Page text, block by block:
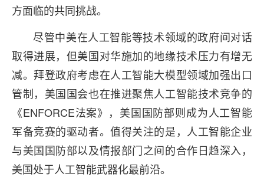
方面临的共同挑战。
尽管中美在人工智能等技术领域的政府间对话
取得进展，但美国对华施加的地缘技术压力有增无
减。拜登政府考虑在人工智能大模型领域加强出口
管制，美国国会也在推进聚焦人工智能技术竞争的
《ENFORCE法案》，美国国防部则成为人工智能
军备竞赛的驱动者。值得关注的是，人工智能企业
与美国国防部以及情报部门之间的合作日趋深入，
美国处于人工智能武器化最前沿。